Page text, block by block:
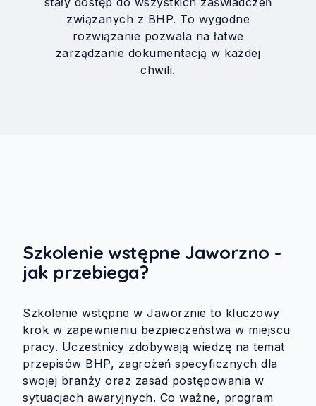
związanych z BHP. To wygodne
rozwiązanie pozwala na łatwe
zarządzanie dokumentacją w każdej
chwili.
Szkolenie wstępne Jaworzno -
jak przebiega?
Szkolenie wstępne w Jaworznie to kluczowy
krok w zapewnieniu bezpieczeństwa w miejscu
pracy. Uczestnicy zdobywają wiedzę na temat
przepisów BHP, zagrożeń specyficznych dla
swojej branży oraz zasad postępowania w
sytuacjach awaryjnych. Co ważne, program